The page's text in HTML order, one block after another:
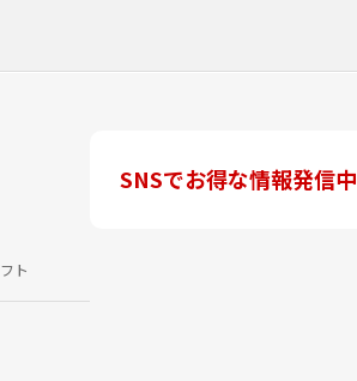
ト
SNSでお得な情報発信中